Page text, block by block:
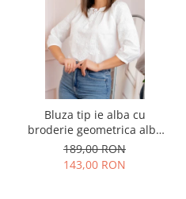
Bluza tip ie alba cu
broderie geometrica alba
Agata
189,00 RON
143,00 RON